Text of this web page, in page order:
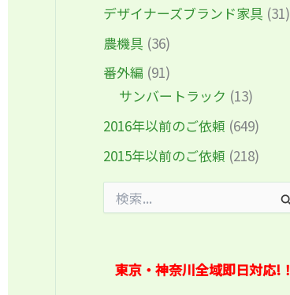
デザイナーズブランド家具 (31)
農機具 (36)
番外編 (91)
サンバートラック (13)
2016年以前のご依頼 (649)
2015年以前のご依頼 (218)
索
東京・神奈川全域即日対応!！